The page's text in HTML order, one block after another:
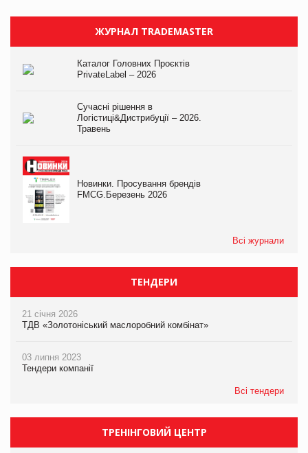
ЖУРНАЛ TRADEMASTER
Каталог Головних Проєктів
PrivateLabel – 2026
Сучасні рішення в
Логістиці&Дистрибуції – 2026.
Травень
Новинки. Просування брендів
FMCG.Березень 2026
Всі журнали
ТЕНДЕРИ
21 січня 2026
ТДВ «Золотоніський маслоробний комбінат»
03 липня 2023
Тендери компанії
Всі тендери
ТРЕНІНГОВИЙ ЦЕНТР